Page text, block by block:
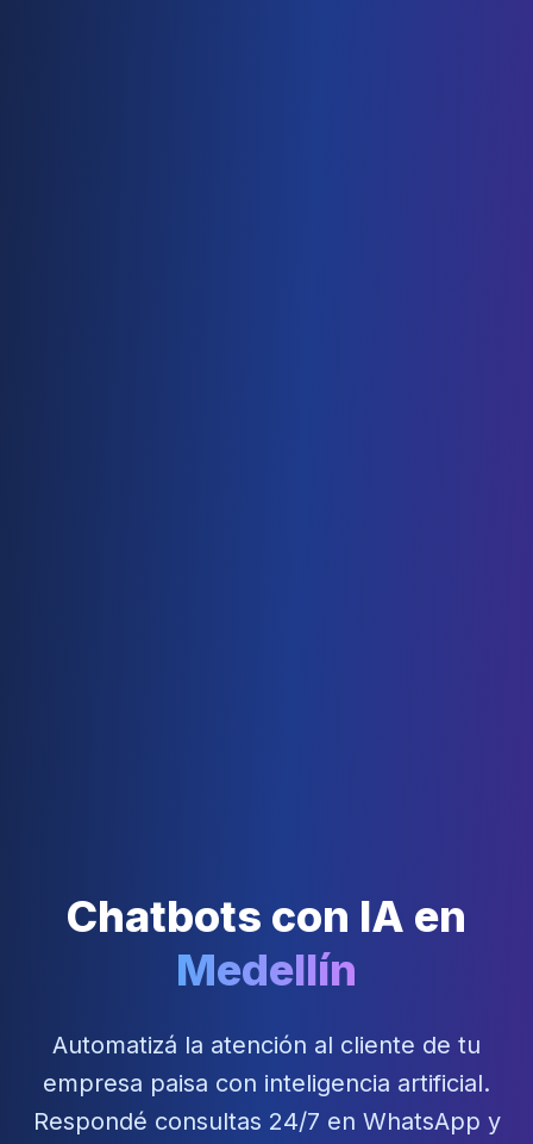
Chatbots con IA en
Medellín
Automatizá la atención al cliente de tu
empresa paisa con inteligencia artificial.
Respondé consultas 24/7 en WhatsApp y